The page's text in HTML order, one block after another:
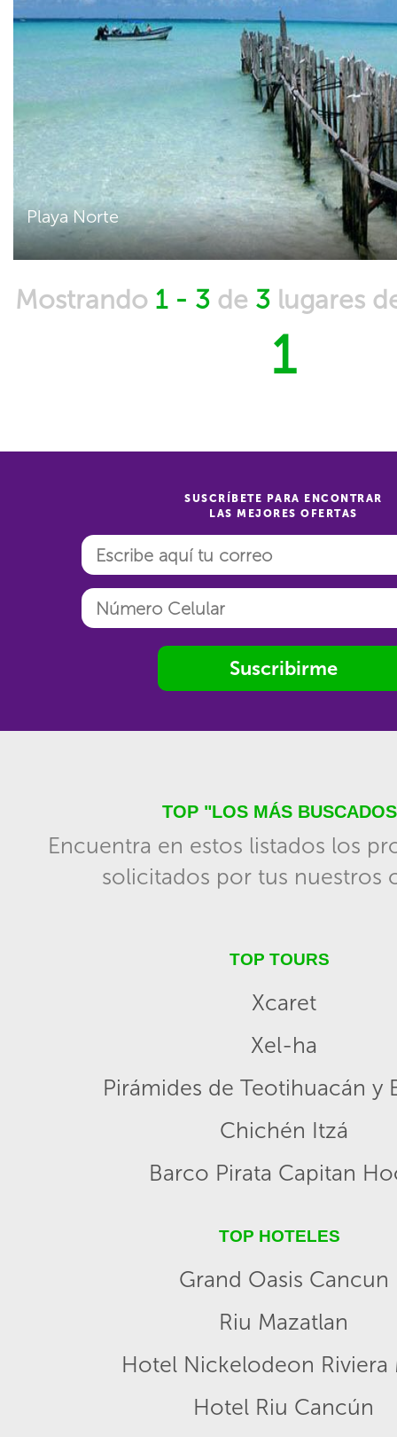
Playa Norte
Mostrando 1 - 3de 3lugares
1
SUSCRÍBETE PARA ENCONTRAR
LAS MEJORES OFERTAS
Suscribirme
TOP "LOS MÁS
Encuentra en estos listados los
solicitados por tus nuestros
TOP TOURS
Xcaret
Xel-ha
Pirámides de Teotihuacán y
Chichén Itzá
Barco Pirata Capitan
TOP HOTELES
Grand Oasis Cancun
Riu Mazatlan
Hotel Nickelodeon Riviera
Hotel Riu Cancún